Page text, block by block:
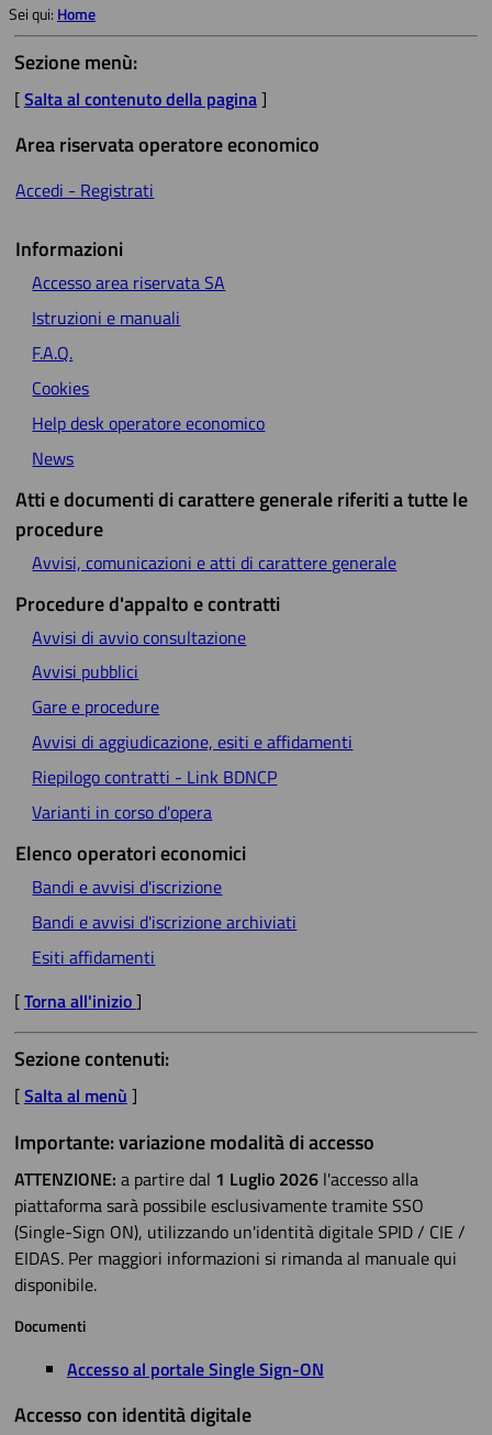
Sei qui: Home
Sezione menù:
[Salta al contenuto della pagina]
Area riservata operatore economico
Accedi - Registrati
Informazioni
Accesso area riservata SA
Istruzioni e manuali
F.A.Q.
Cookies
Help desk operatore economico
News
Atti e documenti di carattere generale riferiti a tutte le
procedure
Avvisi, comunicazioni e atti di carattere generale
Procedure d'appalto e contratti
Avvisi di avvio consultazione
Avvisi pubblici
Gare e procedure
Avvisi di aggiudicazione, esiti e affidamenti
Riepilogo contratti - Link BDNCP
Varianti in corso d'opera
Elenco operatori economici
Bandi e avvisi d'iscrizione
Bandi e avvisi d'iscrizione archiviati
Esiti affidamenti
[Torna all'inizio]
Sezione contenuti:
[Salta al menù ]
Importante: variazione modalità di accesso
ATTENZIONE: a partire dal 1 Luglio 2026l'accesso alla
piattaforma sarà possibile esclusivamente tramite SSO
(Single-Sign ON), utilizzando un'identità digitale SPID / CIE /
EIDAS. Per maggiori informazioni si rimanda al manuale qui
disponibile.
Documenti
Accesso al portale Single Sign-ON
Accesso con identità digitale